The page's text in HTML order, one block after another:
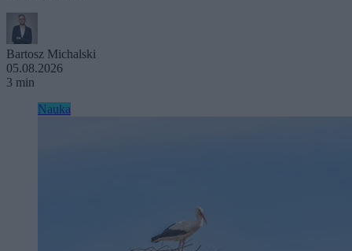
Bartosz Michalski
05.08.2026
3 min
Nauka